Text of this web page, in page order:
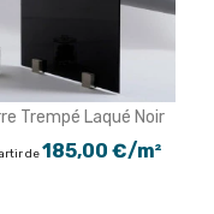
Trempé Laqué Noir
de185,00 €/m²